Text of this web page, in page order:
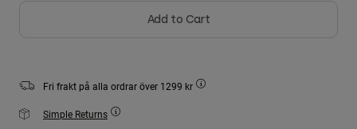
Visa alla
Add to Cart
Fri frakt på alla ordrar över 1299 kr
Simple Returns